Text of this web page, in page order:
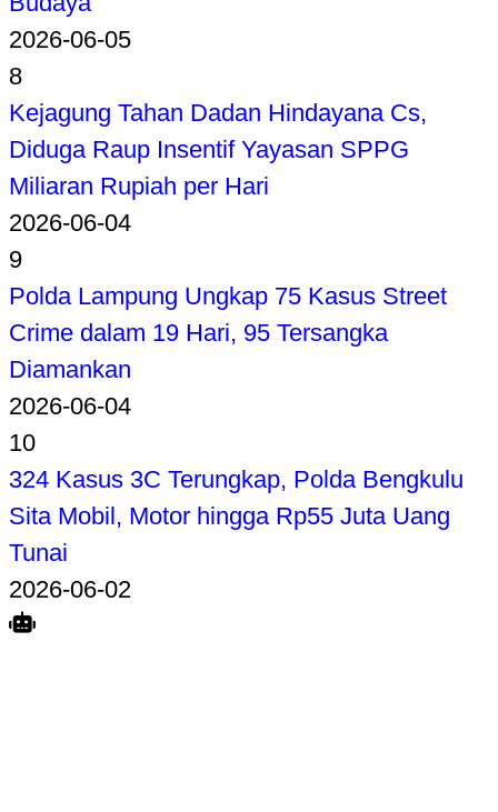
2026-06-05
8
Kejagung Tahan Dadan Hindayana Cs,
Diduga Raup Insentif Yayasan SPPG
Miliaran Rupiah per Hari
2026-06-04
9
Polda Lampung Ungkap 75 Kasus Street
Crime dalam 19 Hari, 95 Tersangka
Diamankan
2026-06-04
10
324 Kasus 3C Terungkap, Polda Bengkulu
Sita Mobil, Motor hingga Rp55 Juta Uang
Tunai
2026-06-02